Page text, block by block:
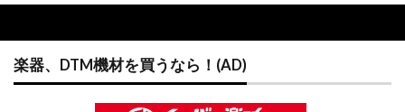
楽器、DTM機材を買うなら！(AD)